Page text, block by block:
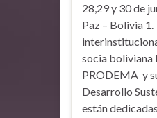
28,29 y 30 de
Paz – Bolivia
socia boliviana
PRODEMA y
Desarrollo
están